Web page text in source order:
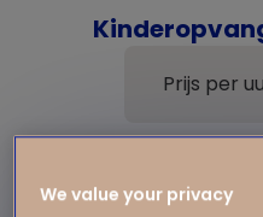
Prijs per
We value your privacy